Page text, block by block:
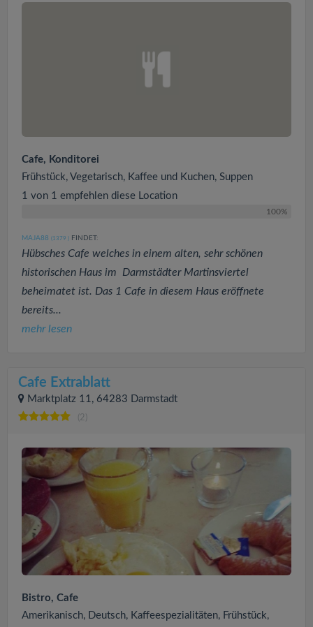
Cafe, Konditorei
Frühstück, Vegetarisch, Kaffee und Kuchen, Suppen
1 von 1 empfehlen diese Location
100%
MAJA88 (1379 ) FINDET:
Hübsches Cafe welches in einem alten, sehr schönen
historischen Haus im Darmstädter Martinsviertel
beheimatet ist. Das 1 Cafe in diesem Haus eröffnete
bereits...
mehr lesen
Cafe Extrablatt
Marktplatz 11, 64283 Darmstadt
(2)
Bistro, Cafe
Amerikanisch, Deutsch, Kaffeespezialitäten, Frühstück,